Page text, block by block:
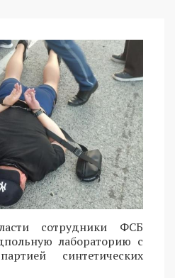
сотрудники ФСБ
лабораторию с
синтетических